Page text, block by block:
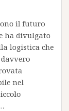
il futuro
ha divulgato
logistica che
nel